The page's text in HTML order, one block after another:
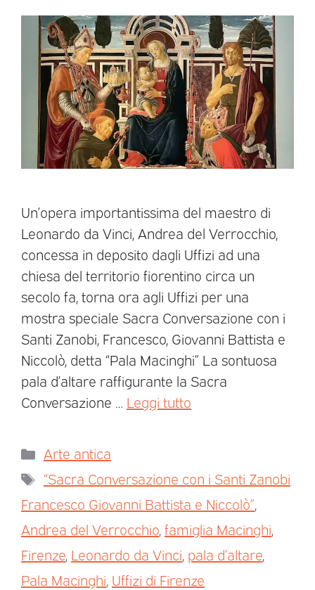
Un’opera importantissima del maestro di
Leonardo da Vinci, Andrea del Verrocchio,
concessa in deposito dagli Uffizi ad una
chiesa del territorio fiorentino circa un
secolo fa, torna ora agli Uffizi per una
mostra speciale Sacra Conversazione con i
Santi Zanobi, Francesco, Giovanni Battista e
Niccolò, detta “Pala Macinghi” La sontuosa
pala d’altare raffigurante la Sacra
Conversazione … Leggi tutto
Arte antica
“Sacra Conversazione con i Santi Zanobi
Francesco Giovanni Battista e Niccolò”
Andrea del Verrocchio famiglia Macinghi
Firenze Leonardo da Vinci pala d’altare
Pala Macinghi Uffizi di Firenze